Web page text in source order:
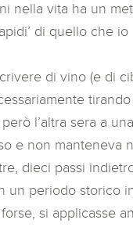
nella vita ha un
di quello che io
di vino (e di
l’altra sera a una
e non manteneva
dieci passi
un periodo storico
si applicasse